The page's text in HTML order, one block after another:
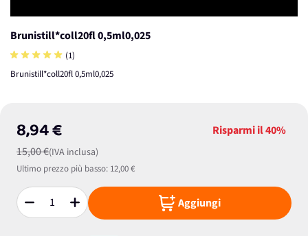
Brunistill*coll20fl 0,5ml0,025
(1)
Brunistill*coll20fl 0,5ml0,025
8,94 €
15,00 €(IVA inclusa)
Risparmi il40%
Ultimo prezzo più basso: 12,00 €
Quantità Aggiungi